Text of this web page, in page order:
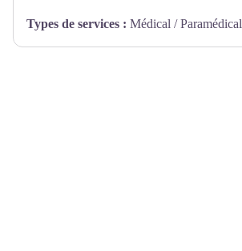
Types de services : Médical / Paramédical